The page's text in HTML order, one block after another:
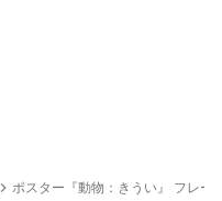
ポスター『動物：きうい』 フレー